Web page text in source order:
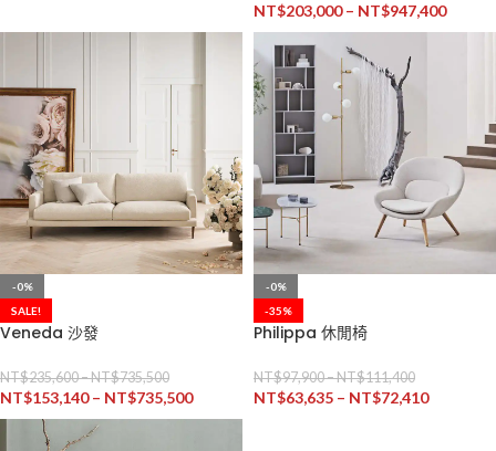
NT$203,000 – NT$947,400
-0%
SALE!
Veneda 沙發
NT$235,600–NT$735,500
NT$153,140 – NT$735,500
-0%
-35%
Philippa 休閒椅
NT$97,900–NT$111,400
NT$63,635 – NT$72,410